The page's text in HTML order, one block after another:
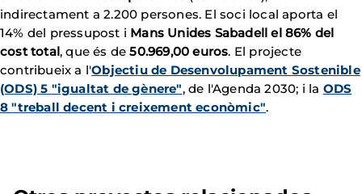
indirectament a 2.200 persones. El soci local aporta el
14% del pressupost i Mans Unides Sabadell el 86% del
cost total, que és de50.969,00 euros. El projecte
contribueix a l'Objectiu de Desenvolupament Sostenible
(ODS) 5 "igualtat de gènere", de l'Agenda 2030; i la ODS
8"treball decent i creixement econòmic".